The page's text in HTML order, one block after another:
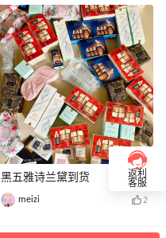
黑五雅诗兰黛到货
meizi 2
返利
客服